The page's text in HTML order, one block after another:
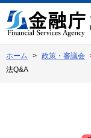
文
へ
動
ホーム 政策・審議会
法Q&A